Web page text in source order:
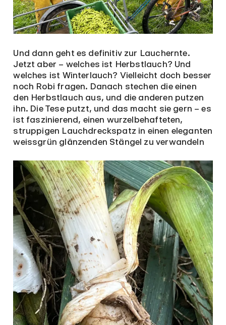
Und dann geht es definitiv zur Lauchernte.
Jetzt aber – welches ist Herbstlauch? Und
welches ist Winterlauch? Vielleicht doch besser
noch Robi fragen. Danach stechen die einen
den Herbstlauch aus, und die anderen putzen
ihn. Die Tese putzt, und das macht sie gern – es
ist faszinierend, einen wurzelbehafteten,
struppigen Lauchdreckspatz in einen eleganten
weissgrün glänzenden Stängel zu verwandeln